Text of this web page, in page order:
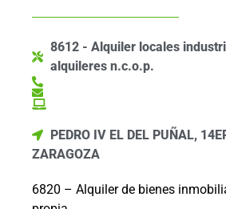
8612 - Alquiler locales
alquileres n.c.o.p.
PEDRO IV EL DEL PUÑAL, 14
ZARAGOZA
6820 – Alquiler de bienes